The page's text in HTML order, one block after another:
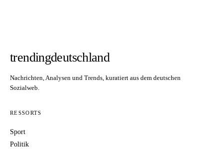
trendingdeutschland
Nachrichten, Analysen und Trends, kuratiert aus dem deutschen
Sozialweb.
RESSORTS
Sport
Politik